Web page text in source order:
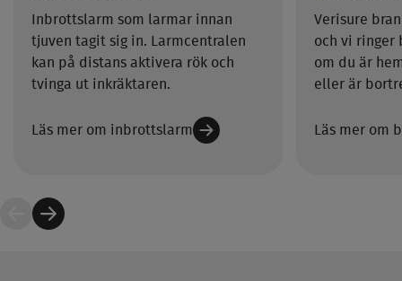
Inbrottslarm som larmar innan
tjuven tagit sig in. Larmcentralen
kan på distans aktivera rök och
tvinga ut inkräktaren.
Läs mer om inbrottslarm
Verisure
och vi ringer
om du är
eller är
Läs mer om